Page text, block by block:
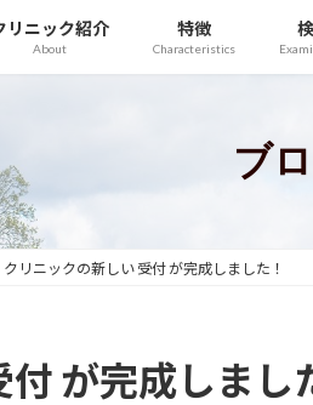
リニック紹介
About
特徴
Characteristics
ブ
クリニックの新しい 受付 が完成しました！
が完成しまし